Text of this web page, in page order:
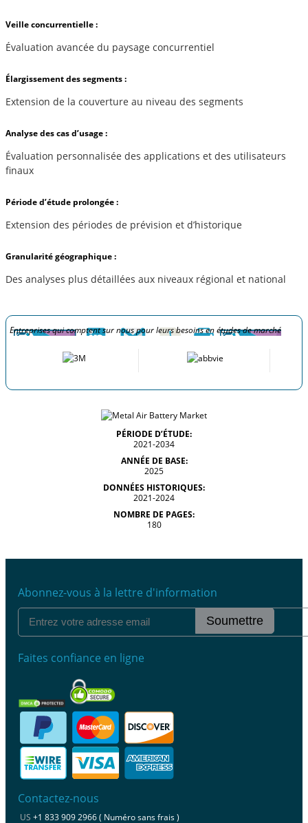
Veille concurrentielle :
Évaluation avancée du paysage concurrentiel
Élargissement des segments :
Extension de la couverture au niveau des segments
Analyse des cas d’usage :
Évaluation personnalisée des applications et des utilisateurs
finaux
Période d’étude prolongée :
Extension des périodes de prévision et d’historique
Granularité géographique :
Des analyses plus détaillées aux niveaux régional et national
Entreprises qui comptent sur nous pour leurs besoins en études de marché
PÉRIODE D’ÉTUDE:
2021-2034
ANNÉE DE BASE:
2025
DONNÉES HISTORIQUES:
2021-2024
NOMBRE DE PAGES:
180
Abonnez-vous à la lettre d'information
Soumettre
Faites confiance en ligne
Contactez-nous
US +1 833 909 2966 ( Numéro sans frais )